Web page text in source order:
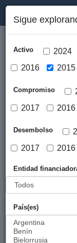
Sigue
Activo 2024
2016
2015
Compromiso
2017
2016
Desembolso
2017
2016
Entidad
País(es)